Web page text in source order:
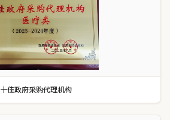
十佳政府采购代理机构